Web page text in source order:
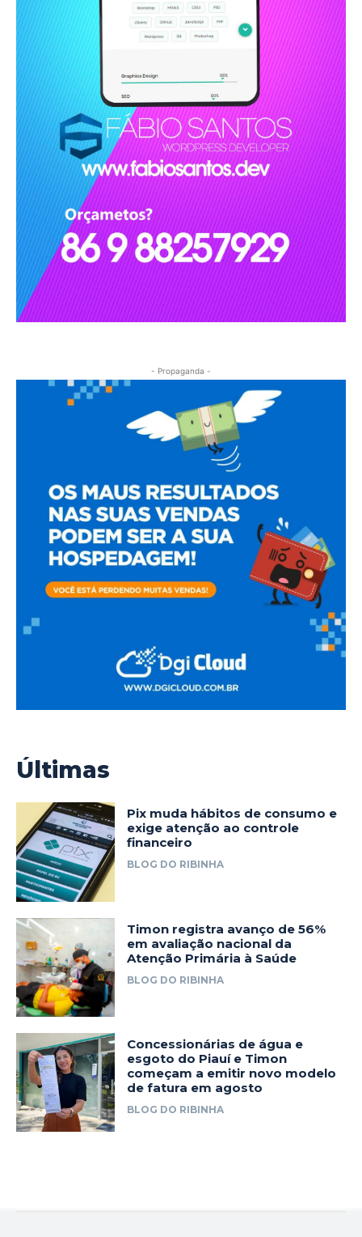
- Propaganda -
Últimas
Pix muda hábitos de consumo e
exige atenção ao controle
financeiro
BLOG DO RIBINHA
Timon registra avanço de 56%
em avaliação nacional da
Atenção Primária à Saúde
BLOG DO RIBINHA
Concessionárias de água e
esgoto do Piauí e Timon
começam a emitir novo modelo
de fatura em agosto
BLOG DO RIBINHA